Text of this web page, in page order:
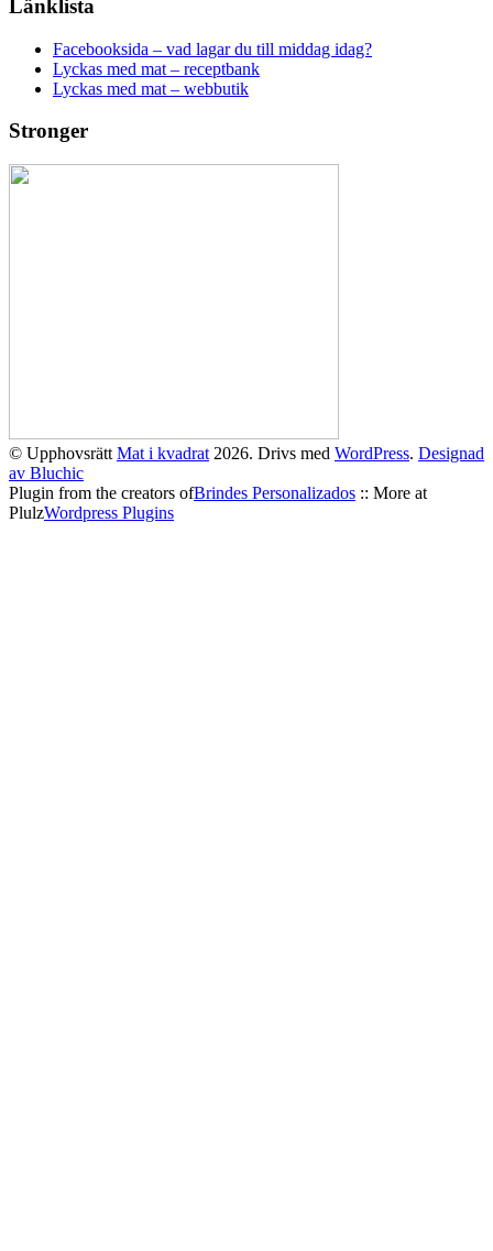
Länklista
Facebooksida – vad lagar du till middag idag?
Lyckas med mat – receptbank
Lyckas med mat – webbutik
Stronger
© Upphovsrätt Mat i kvadrat 2026. Drivs med WordPress. Designad
av Bluchic
Plugin from the creators ofBrindes Personalizados :: More at
PlulzWordpress Plugins